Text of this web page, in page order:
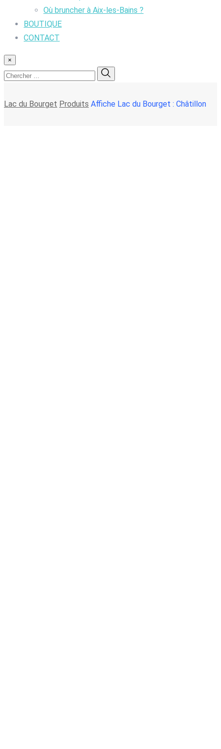
Où bruncher à Aix-les-Bains ?
BOUTIQUE
CONTACT
×
Lac du Bourget Produits Affiche Lac du Bourget : Châtillon